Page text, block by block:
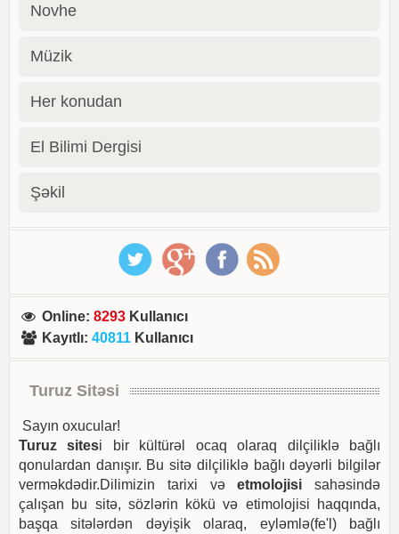
Novhe
Müzik
Her konudan
El Bilimi Dergisi
Şəkil
Online:8293 Kullanıcı
Kayıtlı:40811 Kullanıcı
Turuz Sitəsi
Sayın oxucular!
Turuz sitesi bir kültürəl ocaq olaraq dilçiliklə bağlı
qonulardan danışır. Bu sitə dilçiliklə bağlı dəyərli bilgilər
verməkdədir.Dilimizin tarixi vəetmolojisi sahəsində
çalışan bu sitə, sözlərin kökü və etimolojisi haqqında,
başqa sitələrdən dəyişik olaraq, eyləmlə(fe'l) bağlı